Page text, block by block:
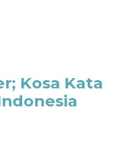
Kosa Kata